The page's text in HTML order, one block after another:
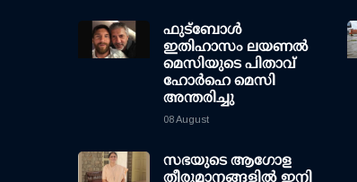
ഫുട്ബോൾ
ഇതിഹാസം ലയണൽ
മെസിയുടെ പിതാവ്
ഹോർഹെ മെസി
അന്തരിച്ചു
08 August
സഭയുടെ ആഗോള
തീരുമാനങ്ങളിൽ ഇനി